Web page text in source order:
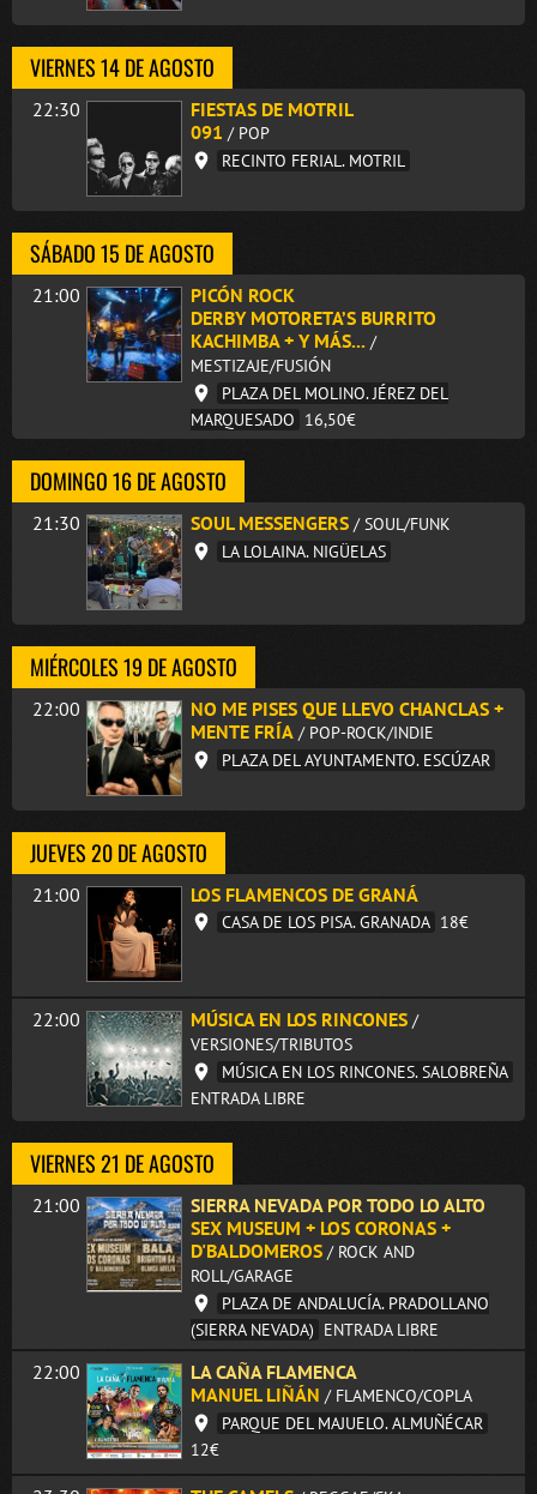
VIERNES 14 DE AGOSTO
22:30
FIESTAS DE MOTRIL
091 / POP
RECINTO FERIAL. MOTRIL
SÁBADO 15 DE AGOSTO
21:00
PICÓN ROCK
DERBY MOTORETA’S BURRITO
KACHIMBA + Y MÁS... /
MESTIZAJE/FUSIÓN
PLAZA DEL MOLINO. JÉREZ DEL
MARQUESADO 16,50€
DOMINGO 16 DE AGOSTO
21:30 SOUL MESSENGERS / SOUL/FUNK
LA LOLAINA. NIGÜELAS
MIÉRCOLES 19 DE AGOSTO
22:00
NO ME PISES QUE LLEVO CHANCLAS +
MENTE FRÍA / POP-ROCK/INDIE
PLAZA DEL AYUNTAMENTO. ESCÚZAR
JUEVES 20 DE AGOSTO
21:00 LOS FLAMENCOS DE GRANÁ
CASA DE LOS PISA. GRANADA 18€
22:00 MÚSICA EN LOS RINCONES /
VERSIONES/TRIBUTOS
MÚSICA EN LOS RINCONES. SALOBREÑA
ENTRADA LIBRE
VIERNES 21 DE AGOSTO
21:00
SIERRA NEVADA POR TODO LO ALTO
SEX MUSEUM + LOS CORONAS +
D'BALDOMEROS / ROCK AND
ROLL/GARAGE
PLAZA DE ANDALUCÍA. PRADOLLANO
(SIERRA NEVADA) ENTRADA LIBRE
22:00
LA CAÑA FLAMENCA
MANUEL LIÑÁN / FLAMENCO/COPLA
PARQUE DEL MAJUELO. ALMUÑÉCAR
12€